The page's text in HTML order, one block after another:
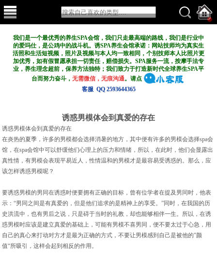
我们是一个最优秀的养生SPA会馆，我们只走最高端的路线，我们是行业中
的爱玛仕，是公鸡中的战斗机。诱SPA养生会馆承诺：网站技师均为真实生
活照和生活短视频，照片及视频与本人均一致相同，个别技师本人比照片更
加优秀，如有假冒愿承担一切责任，赔偿损失。SPA服务一流，按摩手法专
业，养生理念超前，保养方法独特；我们致力于打造新时代全球养生SPA平
台而努力奋斗，无需微信，无痕沟通。请点
客服 QQ 2593644365
诱惑男模体会到真爱的存在
诱惑男模体会到真爱的存在
在炎热的夏季，许多的男模都会选择消暑的地方，其中便有许多的男模会选择spa会
馆，在spa会馆中可以舒缓他们心理上的压力和情绪，所以，在此时，他们会显露出
真性情，有男模会表现平易近人，性情温和的男模才是最容易受诱惑的。那么，应
该怎样诱惑男模呢？
要诱惑男模的男同在诱惑时便要拥有正确的目标，曾有位学者在提及男同时，他表
示：“男同之间是有真爱的，但是他们追求的是精神上的享受。”同时，在我国的历
史洪流中，也有男后之说，只是碍于当时的礼教，却也能够相伴一生。所以，在诱
惑男模时应该是建立真爱的基础上，可能有男模不喜男同，便不要太过于心急，用
自己的真心来打动对方才是最为正确的方式，不要让男模感到自己是被他的”颜
值“所吸引，这样会起到相反的作用。